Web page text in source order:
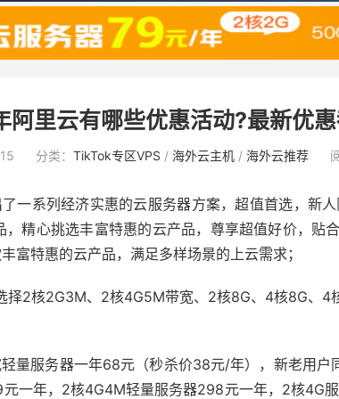
里云有哪些优惠活动?最新优
分类： TikTok专区VPS / 海外云主机/ 海外云推荐
一系列经济实惠的云服务器方案，超值首选，新
，精心挑选丰富特惠的云产品，尊享超值好价，贴
富特惠的云产品，满足多样场景的上云需求；
择2核2G3M、2核4G5M带宽、2核8G、4核8G、4
量服务器一年68元（秒杀价38元/年），新老用
元一年，2核4G4M轻量服务器298元一年，2核4G